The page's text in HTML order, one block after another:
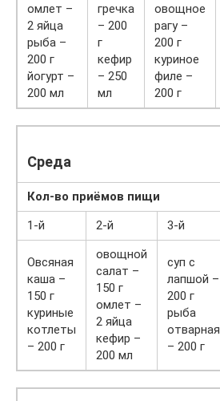
омлет –
2 яйца
рыба –
200 г
йогурт –
200 мл
гречка
– 200
г
кефир
– 250
мл
овощное
рагу –
200 г
куриное
филе –
200 г
Среда
Кол-во приёмов пищи
1-й
2-й 3-й
Овсяная
каша –
150 г
куриные
котлеты
– 200 г
овощной
салат –
150 г
омлет –
2 яйца
кефир –
200 мл
суп с
лапшой –
200 г
рыба
отварная
– 200 г